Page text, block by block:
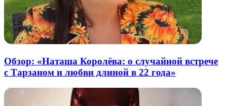
Обзор: «Наташа Королёва: о случайной встрече
с Тарзаном и любви длиной в 22 года»